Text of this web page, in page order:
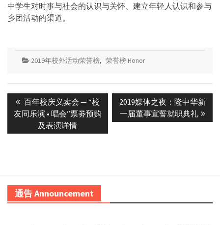
中学生对时事与社会的认识与关怀、建立年轻人认识和参与
乡团活动的渠道。
2019年校外活动荣誉榜, 荣誉榜 Honor
Post
navigation
Previous
post:
百年校庆义卖会 — “校
友同乐演 • 唱会”票劵预购
及表演详情
Next
post:
2019媒体之夜：隆中华新
一届董事宣誓就职典礼
通告 Announcement